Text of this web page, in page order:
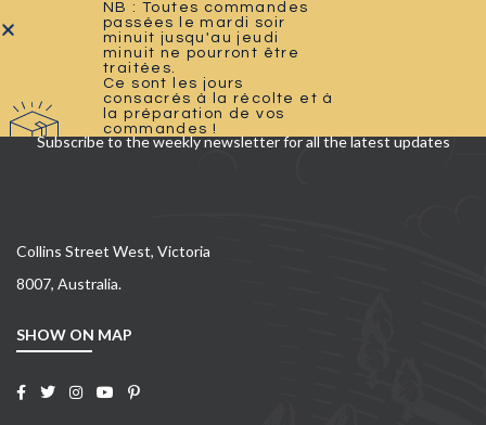
SIGN UP FOR NEWSLETTER
Subscribe to the weekly newsletter for all the latest updates
Collins Street West, Victoria
8007, Australia.
SHOW ON MAP
NB : Toutes commandes
passées le mardi soir
minuit jusqu'au jeudi
minuit ne pourront être
traitées.
Ce sont les jours
consacrés à la récolte et à
la préparation de vos
commandes !